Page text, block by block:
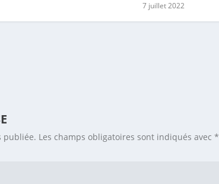
7 juillet 2022
publiée. Les champs obligatoires sont indiqués avec*